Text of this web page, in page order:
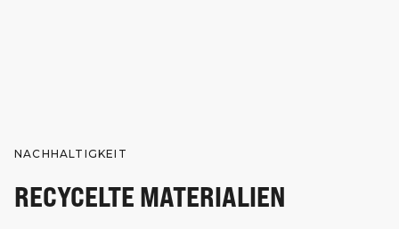
NACHHALTIGKEIT
RECYCELTE MATERIALIEN